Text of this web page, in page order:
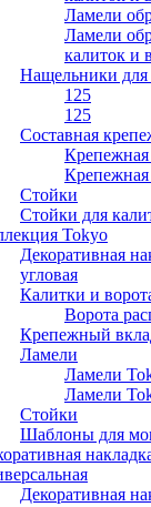
Ламели
Ламели
калиток и
Нащельники для
125
125
Составная
Крепежная
Стойки
Стойки для
Tokyo
Декоративная
угловая
Калитки и
Ворота
Крепежный
Ламели
Ламели
Ламели
Стойки
Шаблоны для
Декоративная